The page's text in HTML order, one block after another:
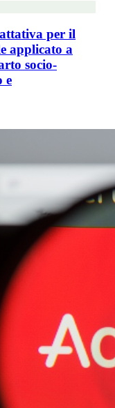
per il
applicato a
socio-
e